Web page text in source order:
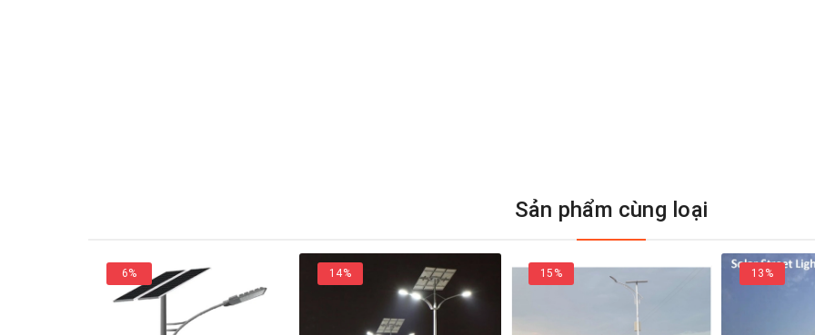
Sản phẩm cùng loại
6% 14% 15% 13%